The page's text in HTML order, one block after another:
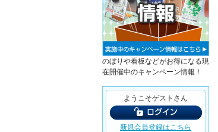
のぼりや看板などがお得になる現
在開催中のキャンペーン情報！
ようこそゲストさん
新規会員登録はこちら